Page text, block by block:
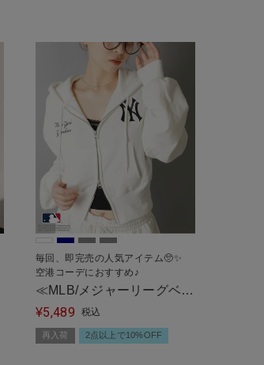
毎回、即完売の人気アイテム🥺✨
空港コーデにおすすめ♪
≪MLB/メジャーリーグベー
スボール≫別注ショートジ
ップパーカー /セットアッ
¥5,489 税込
再入荷 2点以上で10%OFF